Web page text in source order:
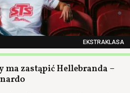
EKSTRAKLASA
zastąpić Hellebranda –